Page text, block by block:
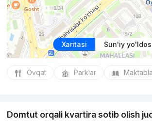
Xaritasi Sun'iy
Ovqat Parklar
Domtut orqali kvartira sotib olish